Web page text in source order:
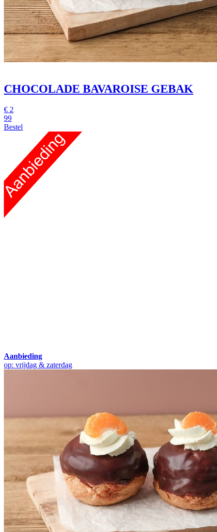
CHOCOLADE BAVAROISE GEBAK
€ 2
99
Bestel
Aanbieding
op: vrijdag & zaterdag